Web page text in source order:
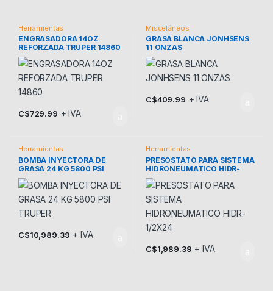
Herramientas
ENGRASADORA 14OZ
REFORZADA TRUPER 14860
C$729.99 + IVA
Misceláneos
GRASA BLANCA JONHSENS
11 ONZAS
C$409.99 + IVA
Herramientas
BOMBA INYECTORA DE
GRASA 24 KG 5800 PSI
TRUPER
C$10,989.39 + IVA
Herramientas
PRESOSTATO PARA SISTEMA
HIDRONEUMATICO HIDR-
1/2X24
C$1,989.39 + IVA